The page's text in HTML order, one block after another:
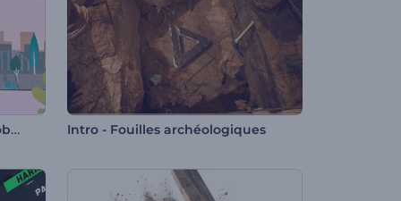
Promo pour les agents immobiliers Intro - Fouilles archéologiques